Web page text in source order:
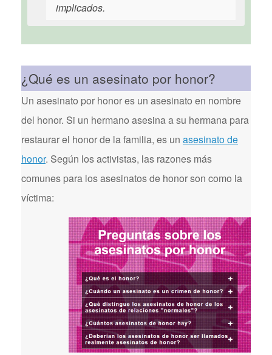
implicados.
¿Qué es un asesinato por honor?
Un asesinato por honor es un asesinato en nombre
del honor. Si un hermano asesina a su hermana para
restaurar el honor de la familia, es un asesinato de
honor. Según los activistas, las razones más
comunes para los asesinatos de honor son como la
víctima: